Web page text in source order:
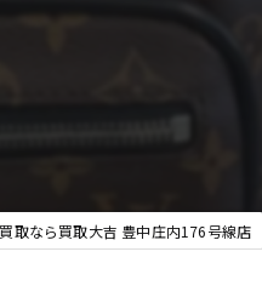
取なら買取大吉 豊中庄内176号線店